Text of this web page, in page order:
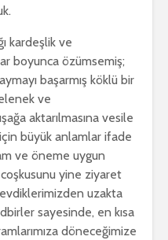
kardeşlik ve
boyunca özümsemiş;
başarmış köklü bir
ve
aktarılmasına vesile
büyük anlamlar ifade
ve öneme uygun
yine ziyaret
uzakta
sayesinde, en kısa
döneceğimize